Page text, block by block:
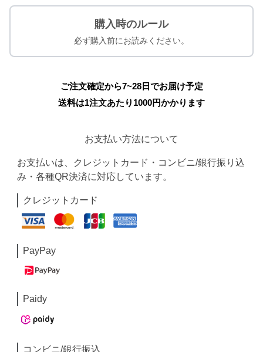
購入時のルール
必ず購入前にお読みください。
ご注文確定から7~28日でお届け予定
送料は1注文あたり 1000円かかります
お支払い方法について
お支払いは、クレジットカード・コンビニ/銀行振り込
み・各種QR決済に対応しています。
クレジットカード
PayPay
Paidy
コンビニ/銀行振込